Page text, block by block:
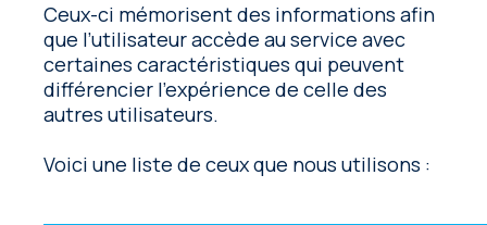
Ceux-ci mémorisent des informations afin
que l’utilisateur accède au service avec
certaines caractéristiques qui peuvent
différencier l’expérience de celle des
autres utilisateurs.
Voici une liste de ceux que nous utilisons :